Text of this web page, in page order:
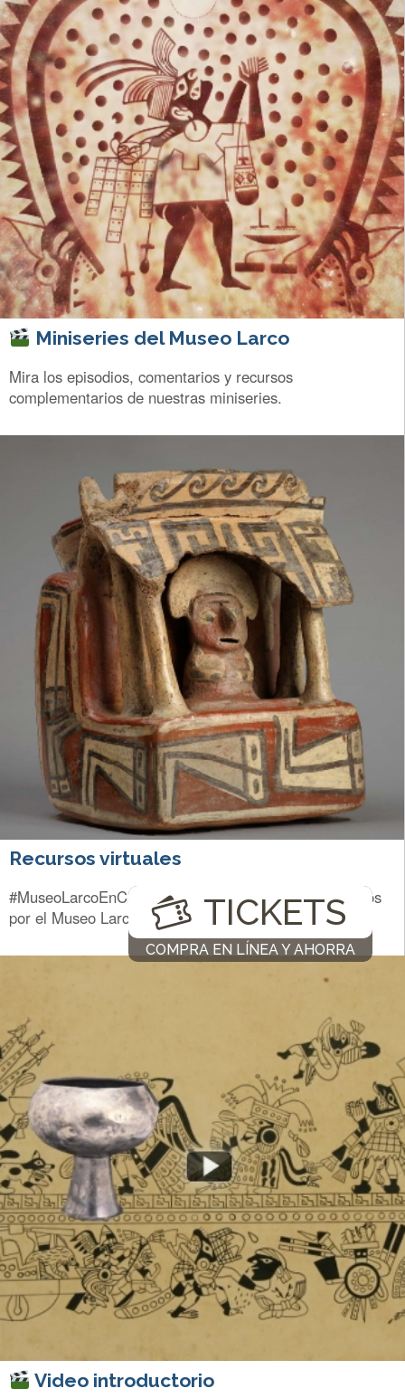
Miniseries del Museo Larco
Mira los episodios, comentarios y recursos
complementarios de nuestras miniseries.
Recursos virtuales
#MuseoLarcoEnCasa | Recursos virtuales desarrollados
por el Museo Larco a lo largo de los últimos años.
Video introductorio
TICKETS
COMPRA EN LÍNEA Y AHORRA